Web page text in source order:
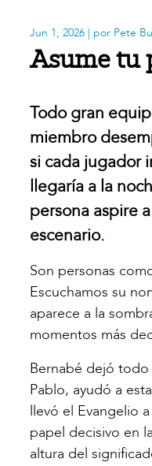
Jun 1, 2026 | por Pete
Asume tu
Todo gran
miembro
si cada jugador
llegaría a la
persona aspire
escenario.
Son personas
Escuchamos su
aparece a la
momentos más
Bernabé dejó
Pablo, ayudó a
llevó el Evangelio
papel decisivo en
altura del